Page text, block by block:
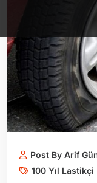
Post By Arif
100 Yıl Lastikçi